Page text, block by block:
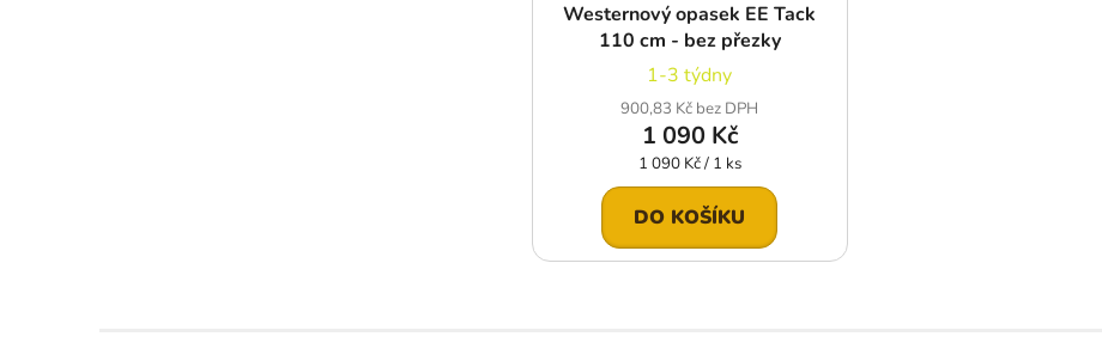
Westernový opasek EE Tack
110 cm - bez přezky
1-3 týdny
900,83 Kč bez DPH
1 090 Kč
Měrná
cena:
1 090 Kč / 1 ks
DO KOŠÍKU